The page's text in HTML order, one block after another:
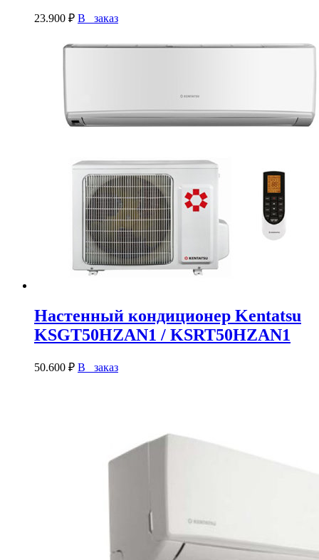
23.900 ₽ В заказ
Настенный кондиционер Kentatsu
KSGT50HZAN1 / KSRT50HZAN1
50.600 ₽ В заказ